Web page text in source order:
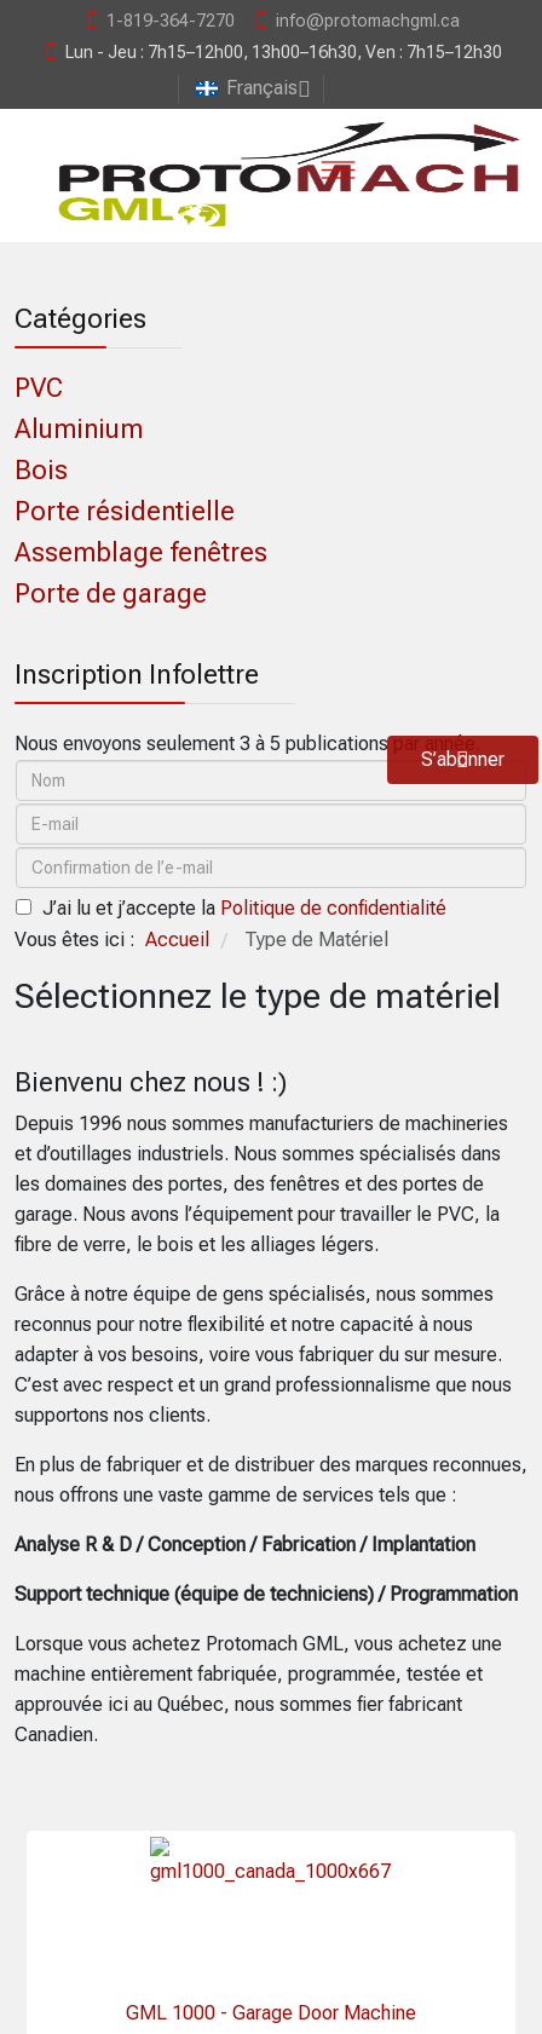
1-819-364-7270
info@protomachgml.ca
Lun - Jeu : 7h15–12h00, 13h00–16h30, Ven : 7h15–12h30
Français
Catégories
PVC
Aluminium
Bois
Porte résidentielle
Assemblage fenêtres
Porte de garage
Inscription Infolettre
Nous envoyons seulement 3 à 5 publications par année.
J’ai lu et j’accepte la Politique de confidentialité
S’abonner
Vous êtes ici : Accueil / Type de Matériel
Sélectionnez le type de matériel
Bienvenu chez nous ! :)
Depuis 1996 nous sommes manufacturiers de machineries
et d’outillages industriels. Nous sommes spécialisés dans
les domaines des portes, des fenêtres et des portes de
garage. Nous avons l’équipement pour travailler le PVC, la
fibre de verre, le bois et les alliages légers.
Grâce à notre équipe de gens spécialisés, nous sommes
reconnus pour notre flexibilité et notre capacité à nous
adapter à vos besoins, voire vous fabriquer du sur mesure.
C’est avec respect et un grand professionnalisme que nous
supportons nos clients.
En plus de fabriquer et de distribuer des marques reconnues,
nous offrons une vaste gamme de services tels que :
Analyse R & D / Conception / Fabrication / Implantation
Support technique (équipe de techniciens) / Programmation
Lorsque vous achetez Protomach GML, vous achetez une
machine entièrement fabriquée, programmée, testée et
approuvée ici au Québec, nous sommes fier fabricant
Canadien.
GML 1000 - Garage Door Machine